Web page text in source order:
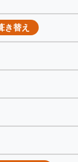
き替え